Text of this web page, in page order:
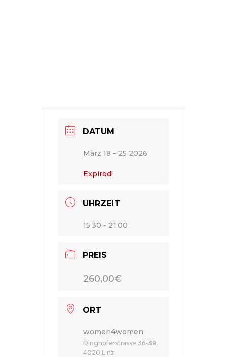
DATUM
März 18 - 25 2026
Expired!
UHRZEIT
15:30 - 21:00
PREIS
260,00€
ORT
women4women
Dinghoferstrasse 36-38,
4020 Linz